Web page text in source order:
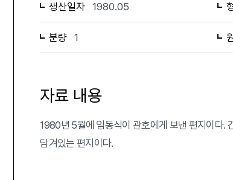
생산일자 1980.05
분량 1
자료 내용
1980년 5월에 임동식이 관호에게 보낸 편지이다.
담겨있는 편지이다.